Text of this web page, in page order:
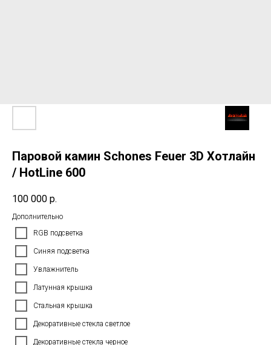
Паровой камин Schones Feuer 3D Хотлайн
/ HotLine 600
100 000 р.
Дополнительно
RGB подсветка
Синяя подсветка
Увлажнитель
Латунная крышка
Стальная крышка
Декоративные стекла светлое
Декоративные стекла черное